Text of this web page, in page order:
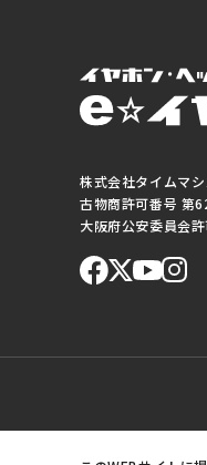
株式会社タイムマシ
古物商許可番号 第
大阪府公安委員会